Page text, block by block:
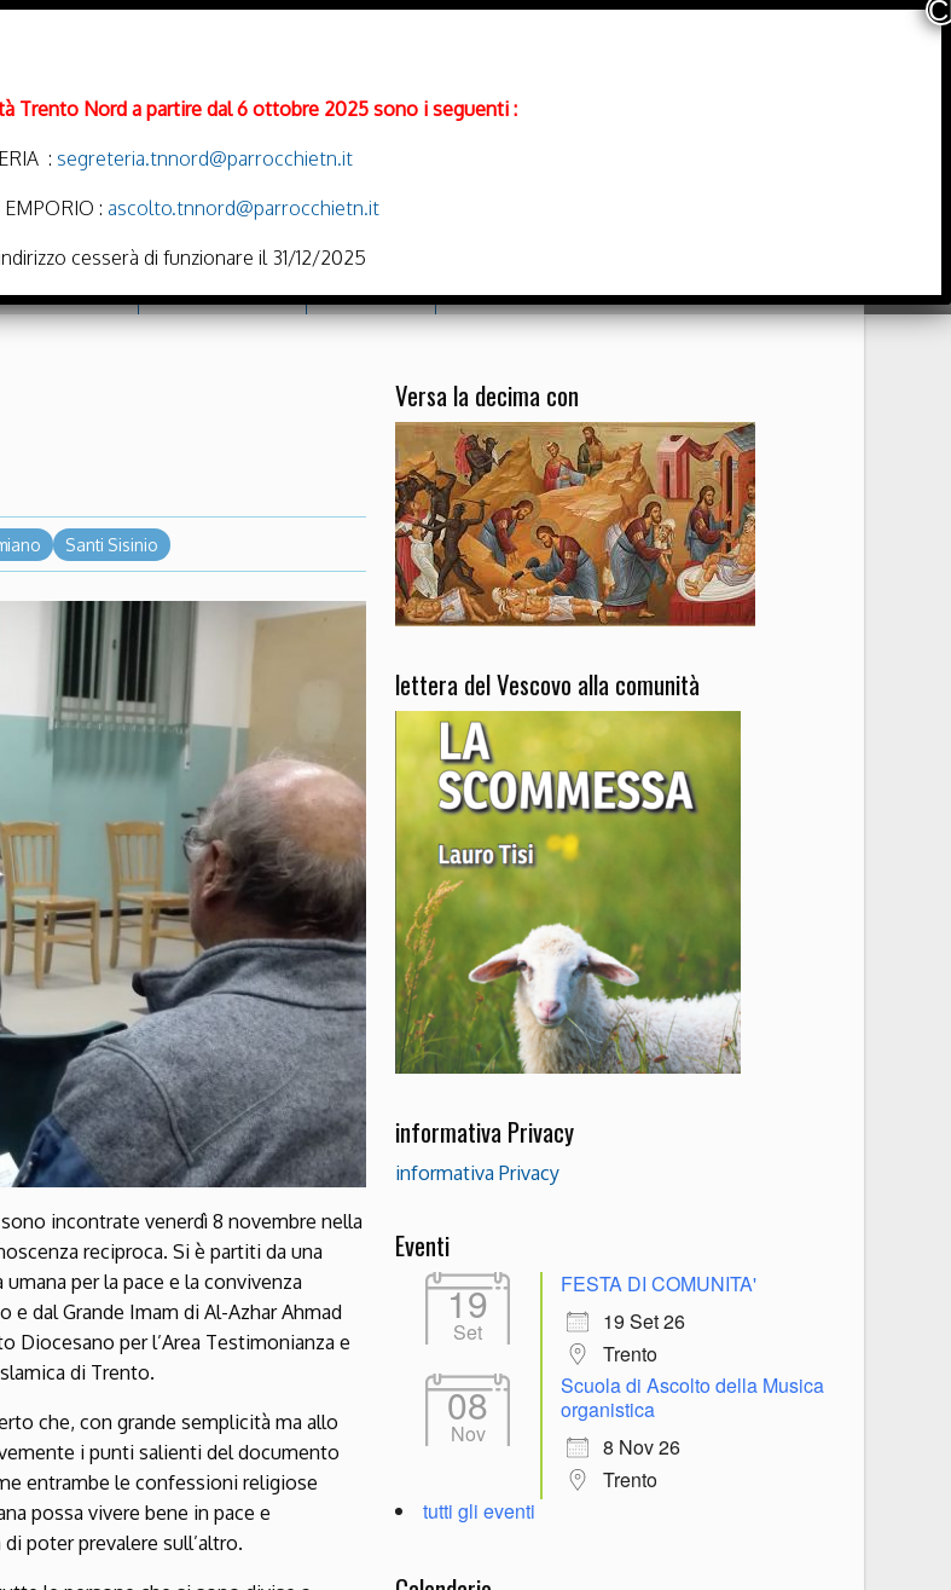
Santi Sisinio
incontrate venerdì 8 novembre nella
reciproca. Si è partiti da una
per la pace e la convivenza
e dal Grande Imam di Al-Azhar Ahmad
Diocesano per l’Area Testimonianza e
di Trento.
che, con grande semplicità ma allo
i punti salienti del documento
entrambe le confessioni religiose
possa vivere bene in pace e
poter prevalere sull’altro.
Versa la decima con
lettera del Vescovo alla comunità
informativa Privacy
informativa Privacy
Eventi
19
Set
FESTA DI COMUNITA'
19 Set 26
Trento
08
Nov
Scuola di Ascolto della Musica
organistica
8 Nov 26
Trento
tutti gli eventi
Trento Nord a partire dal 6 ottobre 2025 sono i seguenti :
: segreteria.tnnord@parrocchietn.it
: ascolto.tnnord@parrocchietn.it
cesserà di funzionare il 31/12/2025